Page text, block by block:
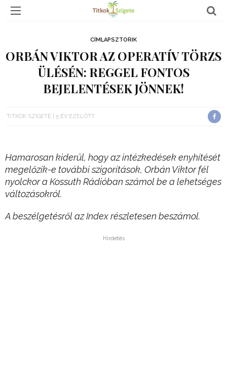
CÍMLAPSZTORIK
ORBÁN VIKTOR AZ OPERATÍV TÖRZS
ÜLÉSÉN: REGGEL FONTOS
BEJELENTÉSEK JÖNNEK!
TITKOK SZIGETE 5 ÉV EZELŐTT
Hamarosan kiderül, hogy az intézkedések enyhítését
megelőzik-e további szigorítások, Orbán Viktor fél
nyolckor a Kossuth Rádióban számol be a lehetséges
változásokról.
A beszélgetésről az Index részletesen beszámol.
Hirdetés